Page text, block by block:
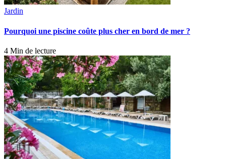
Jardin
Pourquoi une piscine coûte plus cher en bord de mer ?
4 Min de lecture